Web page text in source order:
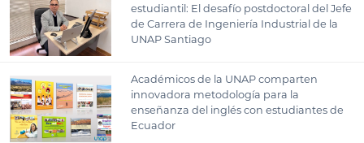
estudiantil: El desafío postdoctoral del Jefe
de Carrera de Ingeniería Industrial de la
UNAP Santiago
Académicos de la UNAP comparten
innovadora metodología para la
enseñanza del inglés con estudiantes de
Ecuador